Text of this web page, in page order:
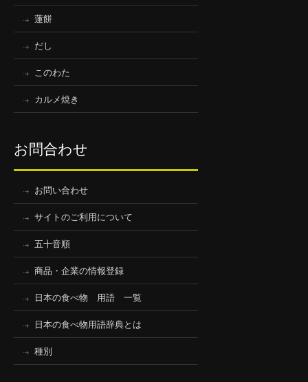
蓮餅
だし
このわた
カルメ焼き
お問合わせ
お問い合わせ
サイトのご利用について
五十音順
商品・企業の情報登録
日本の食べ物 用語 一覧
日本の食べ物用語辞典とは
種別